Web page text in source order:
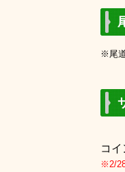
※尾
コ
※2/